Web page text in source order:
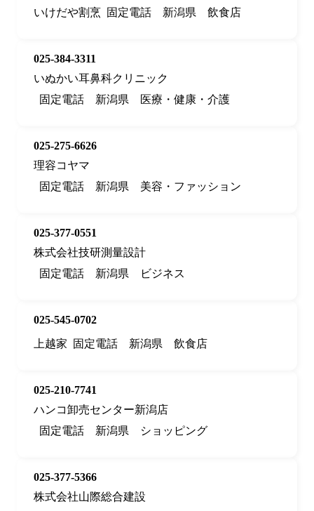
いけだや割烹 固定電話 新潟県 飲食店
025-384-3311
いぬかい耳鼻科クリニック
固定電話
新潟県 医療・健康・介護
025-275-6626
理容コヤマ
固定電話
新潟県 美容・ファッション
025-377-0551
株式会社技研測量設計
固定電話
新潟県 ビジネス
025-545-0702
上越家
固定電話 新潟県 飲食店
025-210-7741
ハンコ卸売センター新潟店
固定電話
新潟県 ショッピング
025-377-5366
株式会社山際総合建設